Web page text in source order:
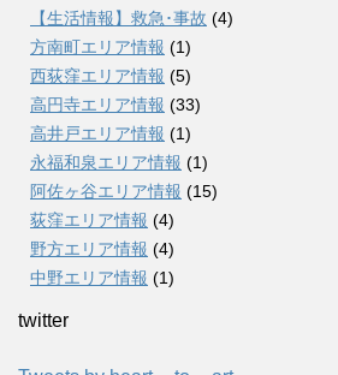
【生活情報】救急･事故 (4)
方南町エリア情報 (1)
西荻窪エリア情報 (5)
高円寺エリア情報 (33)
高井戸エリア情報 (1)
永福和泉エリア情報 (1)
阿佐ヶ谷エリア情報 (15)
荻窪エリア情報 (4)
野方エリア情報 (4)
中野エリア情報 (1)
twitter